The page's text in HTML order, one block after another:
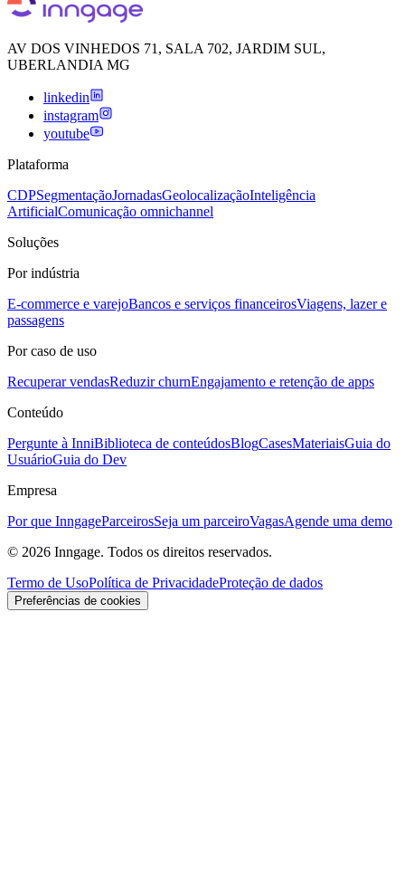
AV DOS VINHEDOS 71, SALA 702, JARDIM SUL,
UBERLANDIA MG
linkedin
instagram
youtube
Plataforma
CDPSegmentaçãoJornadasGeolocalizaçãoInteligência
ArtificialComunicação omnichannel
Soluções
Por indústria
E-commerce e varejoBancos e serviços financeirosViagens, lazer e
passagens
Por caso de uso
Recuperar vendasReduzir churnEngajamento e retenção de apps
Conteúdo
Pergunte à InniBiblioteca de conteúdosBlogCasesMateriaisGuia do
UsuárioGuia do Dev
Empresa
Por que InngageParceirosSeja um parceiroVagasAgende uma demo
© 2026 Inngage. Todos os direitos reservados.
Termo de UsoPolítica de PrivacidadeProteção de dados
Preferências de cookies